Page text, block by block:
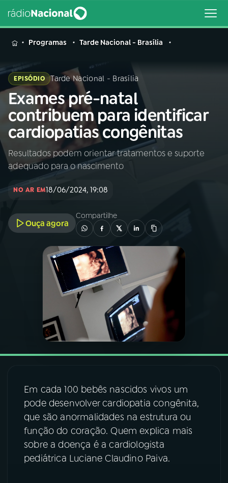
MENU
Buscar
na
Rádio
Nacional
Buscar
AO VIVO
INÍCIO
A RÁDIO
PROGRAMAÇÃO
PROGRAMAS
PODCASTS
06VIDEOCASTS
07 ÚLTIMAS
08FESTIVAL DE MÚSICA
ACOMPANHE A RÁDIO NACIONAL
Programas Tarde Nacional - Brasília
EPISÓDIO Tarde Nacional - Brasília
Exames pré-natal
contribuem para identificar
cardiopatias congênitas
Resultados podem orientar tratamentos e suporte
adequado para o nascimento
NO AR EM18/06/2024, 19:08
Ouça agora
Compartilhe
Em cada 100 bebês nascidos vivos um
pode desenvolver cardiopatia congênita,
que são anormalidades na estrutura ou
função do coração. Quem explica mais
sobre a doença é a cardiologista
pediátrica Luciane Claudino Paiva.